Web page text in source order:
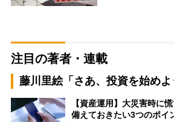
注目の著者・連載
藤川里絵「さあ、投資を始めよ
【資産運用】大災害時に
備えておきたい3つのポ